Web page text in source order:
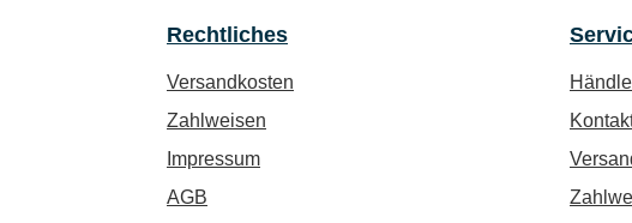
Rechtliches
Versandkosten
Zahlweisen
Impressum
AGB